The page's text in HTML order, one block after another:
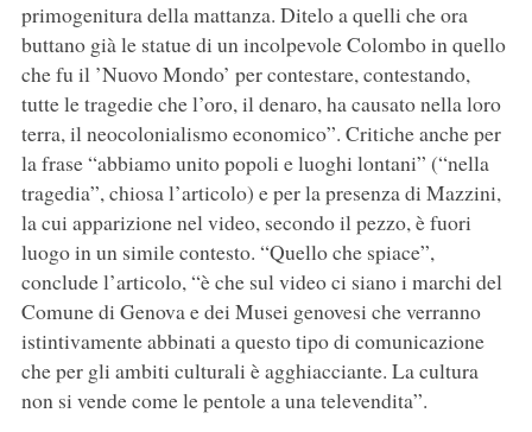
primogenitura della mattanza. Ditelo a quelli che ora
buttano già le statue di un incolpevole Colombo in quello
che fu il ’Nuovo Mondo’ per contestare, contestando,
tutte le tragedie che l’oro, il denaro, ha causato nella loro
terra, il neocolonialismo economico”. Critiche anche per
la frase “abbiamo unito popoli e luoghi lontani” (“nella
tragedia”, chiosa l’articolo) e per la presenza di Mazzini,
la cui apparizione nel video, secondo il pezzo, è fuori
luogo in un simile contesto. “Quello che spiace”,
conclude l’articolo, “è che sul video ci siano i marchi del
Comune di Genova e dei Musei genovesi che verranno
istintivamente abbinati a questo tipo di comunicazione
che per gli ambiti culturali è agghiacciante. La cultura
non si vende come le pentole a una televendita”.